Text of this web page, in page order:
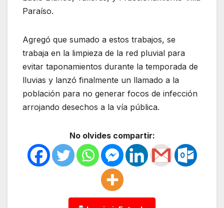
Paraíso.
Agregó que sumado a estos trabajos, se
trabaja en la limpieza de la red pluvial para
evitar taponamientos durante la temporada de
lluvias y lanzó finalmente un llamado a la
población para no generar focos de infección
arrojando desechos a la vía pública.
No olvides compartir: